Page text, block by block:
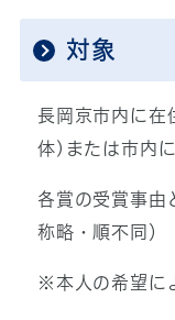
対象
長岡京市内に在
体)または市内
各賞の受賞事由
称略・順不同）
※本人の希望に